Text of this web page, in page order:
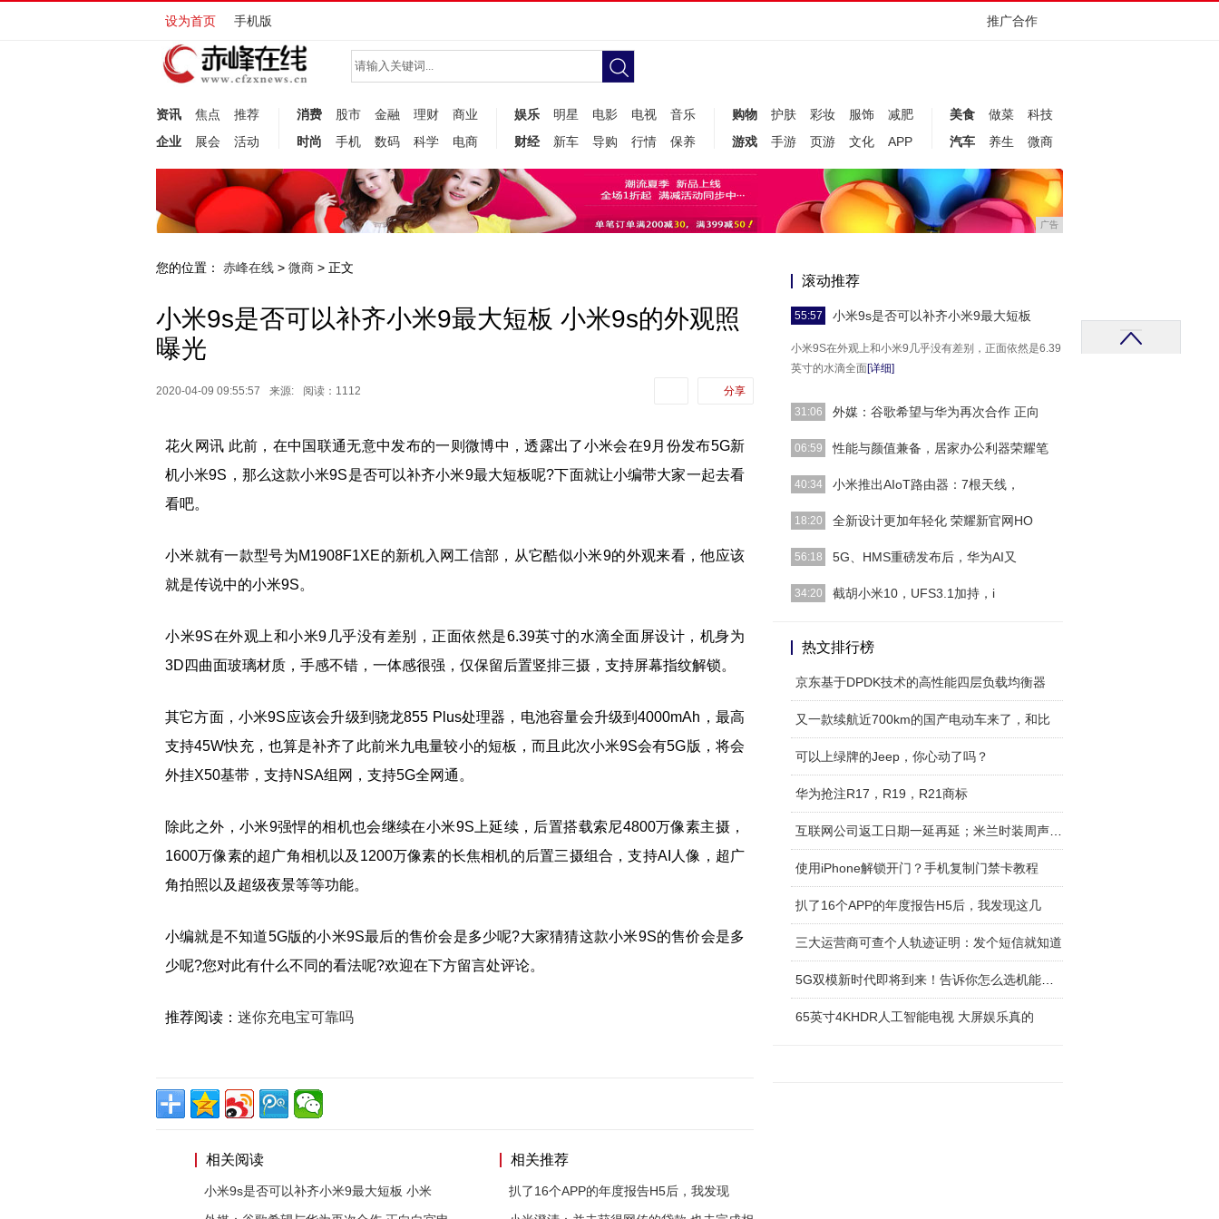
设为首页 手机版 推广合作
资讯 焦点
推荐
企业
展会 活动
消费 股市 金融 理财
商业
时尚
手机 数码 科学 电商
娱乐 明星 电影 电视
音乐
财经
新车 导购 行情 保养
购物 护肤 彩妆 服饰
减肥
游戏
手游 页游 文化 APP
美食 做菜
科技
汽车
养生 微商
广告
您的位置： 赤峰在线 > 微商 > 正文
小米9s是否可以补齐小米9最大短板 小米9s的外观照
曝光
2020-04-09 09:55:57 来源: 阅读：1112 分享
花火网讯 此前，在中国联通无意中发布的一则微博中，透露出了小米会在9月份发布5G新
机小米9S，那么这款小米9S是否可以补齐小米9最大短板呢?下面就让小编带大家一起去看
看吧。
小米就有一款型号为M1908F1XE的新机入网工信部，从它酷似小米9的外观来看，他应该
就是传说中的小米9S。
小米9S在外观上和小米9几乎没有差别，正面依然是6.39英寸的水滴全面屏设计，机身为
3D四曲面玻璃材质，手感不错，一体感很强，仅保留后置竖排三摄，支持屏幕指纹解锁。
其它方面，小米9S应该会升级到骁龙855 Plus处理器，电池容量会升级到4000mAh，最高
支持45W快充，也算是补齐了此前米九电量较小的短板，而且此次小米9S会有5G版，将会
外挂X50基带，支持NSA组网，支持5G全网通。
除此之外，小米9强悍的相机也会继续在小米9S上延续，后置搭载索尼4800万像素主摄，
1600万像素的超广角相机以及1200万像素的长焦相机的后置三摄组合，支持AI人像，超广
角拍照以及超级夜景等等功能。
小编就是不知道5G版的小米9S最后的售价会是多少呢?大家猜猜这款小米9S的售价会是多
少呢?您对此有什么不同的看法呢?欢迎在下方留言处评论。
推荐阅读： 迷你充电宝可靠吗
相关阅读
小米9s是否可以补齐小米9最大短板 小米
相关推荐
扒了16个APP的年度报告H5后，我发现
滚动推荐
55:57 小米9s是否可以补齐小米9最大短板
小米9S在外观上和小米9几乎没有差别，正面依然是6.39
英寸的水滴全面[详细]
31:06 外媒：谷歌希望与华为再次合作 正向
由于某些原因，华为手机无法在预装谷歌GMS服务，这
06:59 性能与颜值兼备，居家办公利器荣耀笔
综合来看，在目前的主流价位的笔记本中，荣耀笔记本
40:34 小米推出AIoT路由器：7根天线，
写在最后：我写这篇评测的时候，这款小米AIoT路由器
18:20 全新设计更加年轻化 荣耀新官网HO
在今年的周年庆上，荣耀官方宣布全新的荣耀官网
56:18 5G、HMS重磅发布后，华为AI又
可广泛应用于科学研究与商业创新，让研究人员更快的进
34:20 截胡小米10，UFS3.1加持，i
出选择[详细]
热文排行榜
京东基于DPDK技术的高性能四层负载均衡器
又一款续航近700km的国产电动车来了，和比
可以上绿牌的Jeep，你心动了吗？
华为抢注R17，R19，R21商标
使用iPhone解锁开门？手机复制门禁卡教程
扒了16个APP的年度报告H5后，我发现这几
三大运营商可查个人轨迹证明：发个短信就知道
65英寸4KHDR人工智能电视 大屏娱乐真的